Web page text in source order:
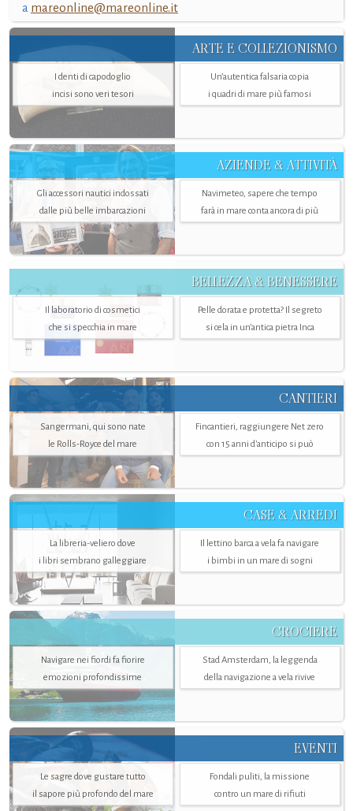
a mareonline@mareonline.it
ARTE E COLLEZIONISMO
I denti di capodoglio
incisi sono veri tesori
Un’autentica falsaria copia
i quadri di mare più famosi
AZIENDE & ATTIVITÀ
Gli accessori nautici indossati
dalle più belle imbarcazioni
Navimeteo, sapere che tempo
farà in mare conta ancora di più
BELLEZZA & BENESSERE
Il laboratorio di cosmetici
che si specchia in mare
Pelle dorata e protetta? Il segreto
si cela in un’antica pietra Inca
CANTIERI
Sangermani, qui sono nate
le Rolls-Royce del mare
Fincantieri, raggiungere Net zero
con 15 anni d'anticipo si può
CASE & ARREDI
La libreria-veliero dove
i libri sembrano galleggiare
Il lettino barca a vela fa navigare
i bimbi in un mare di sogni
CROCIERE
Navigare nei fiordi fa fiorire
emozioni profondissime
Stad Amsterdam, la leggenda
della navigazione a vela rivive
EVENTI
Le sagre dove gustare tutto
il sapore più profondo del mare
Fondali puliti, la missione
contro un mare di rifiuti